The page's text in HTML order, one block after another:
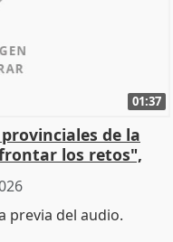
01:37
de la
los retos",